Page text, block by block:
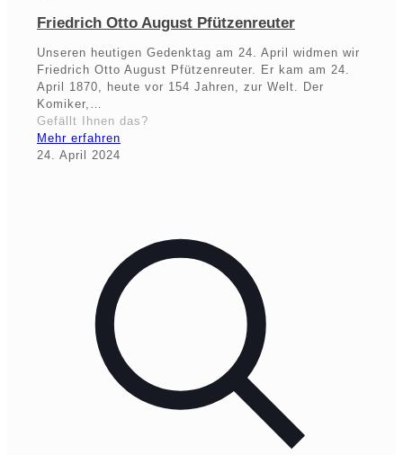
Friedrich Otto August Pfützenreuter
Unseren heutigen Gedenktag am 24. April widmen wir
Friedrich Otto August Pfützenreuter. Er kam am 24.
April 1870, heute vor 154 Jahren, zur Welt. Der
Komiker,…
Gefällt Ihnen das?
Mehr erfahren
24. April 2024